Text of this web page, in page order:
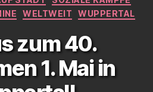
WELTWEIT WUPPERTAL
zum 40.
1. Mai in